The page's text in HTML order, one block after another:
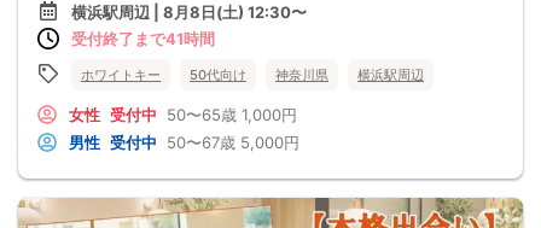
横浜駅周辺 | 8月8日(土) 12:30〜
受付終了まで41時間
ホワイトキー 50代向け 神奈川県 横浜駅周辺
女性 受付中 50〜65歳 1,000円
男性 受付中 50〜67歳 5,000円